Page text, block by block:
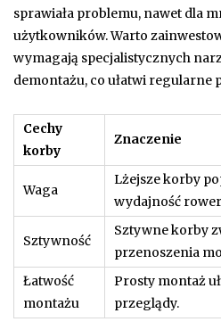
sprawiała problemu, nawet dla
użytkowników. Warto
wymagają specjalistycznych
demontażu, co ułatwi regularne
Cechy
korby
Znaczenie
Waga
Lżejsze korby
wydajność
Sztywność
Sztywne korby
przenoszenia
Łatwość
montażu
Prosty montaż
przeglądy.